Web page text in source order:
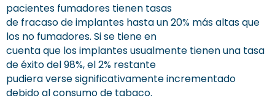
pacientes fumadores tienen tasas
de fracaso de implantes hasta un 20% más altas que
los no fumadores. Si se tiene en
cuenta que los implantes usualmente tienen una tasa
de éxito del 98%, el 2% restante
pudiera verse significativamente incrementado
debido al consumo de tabaco.